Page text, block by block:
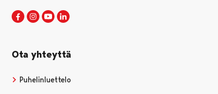
Porin kaupunki Facebookissa
Avautuu uudessa välilehdessä
Porin kaupunki Instagramissa
Avautuu uudessa välilehdessä
Porin kaupunki Youtubessa
Avautuu uudessa välilehdessä
Ota yhteyttä
Puhelinluettelo